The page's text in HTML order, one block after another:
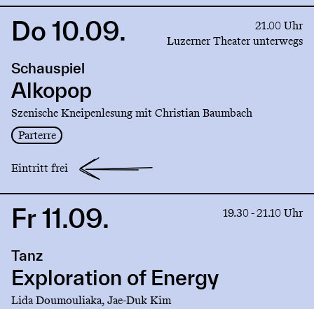
Link
Alkopop
Do 10.09.
21.00 Uhr
Luzerner Theater unterwegs
Schauspiel
Alkopop
Szenische Kneipenlesung mit Christian Baumbach
Parterre
Eintritt frei
Link
Exploration
Energy
Fr 11.09. 19.30 - 21.10 Uhr
Tanz
Exploration of Energy
Lida Doumouliaka, Jae-Duk Kim